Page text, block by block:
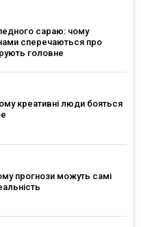
сараю: чому
сперечаються про
головне
креативні люди бояться
прогнози можуть самі